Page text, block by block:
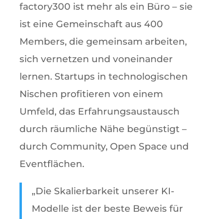
factory300 ist mehr als ein Büro – sie
ist eine Gemeinschaft aus 400
Members, die gemeinsam arbeiten,
sich vernetzen und voneinander
lernen. Startups in technologischen
Nischen profitieren von einem
Umfeld, das Erfahrungsaustausch
durch räumliche Nähe begünstigt –
durch Community, Open Space und
Eventflächen.
„Die Skalierbarkeit unserer KI-
Modelle ist der beste Beweis für